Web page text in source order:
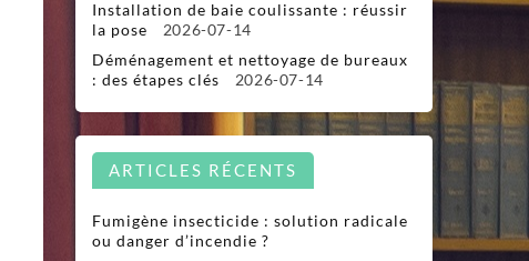
Installation de baie coulissante : réussir
la pose
2026-07-14
Déménagement et nettoyage de bureaux
: des étapes clés
2026-07-14
ARTICLES RÉCENTS
Fumigène insecticide : solution radicale
ou danger d’incendie ?